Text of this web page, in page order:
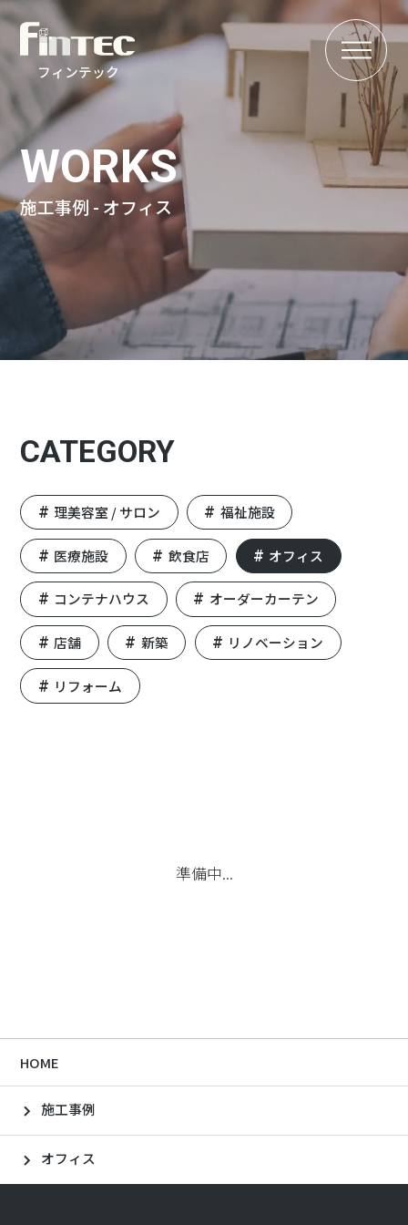
フィンテック
MENU
WORKS
施工事例 - オフィス
CATEGORY
理美容室 / サロン 福祉施設
医療施設 飲食店 オフィス
コンテナハウス オーダーカーテン
店舗 新築 リノベーション
リフォーム
準備中...
HOME
施工事例
オフィス